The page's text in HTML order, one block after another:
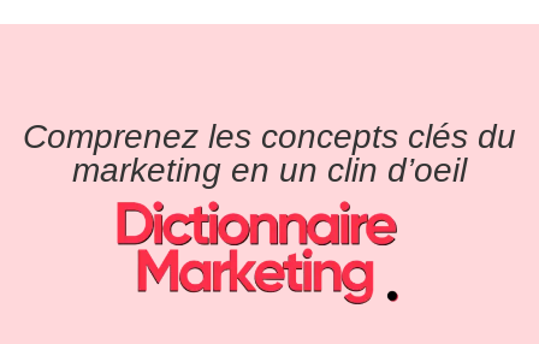
Comprenez les concepts clés du
marketing en un clin d’oeil